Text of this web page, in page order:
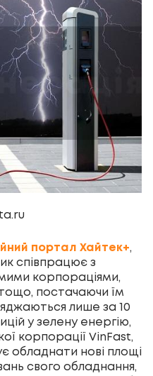
портал Хайтек+,
співпрацює з
корпораціями,
постачаючи їм
лише за 10
у зелену енергію,
корпорації VinFast,
обладнати нові площі
свого обладнання,